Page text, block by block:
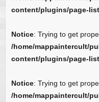
content/plugins/page-
Notice: Trying to get
/home/mappaintercult/
content/plugins/page-
Notice: Trying to get
/home/mappaintercult/